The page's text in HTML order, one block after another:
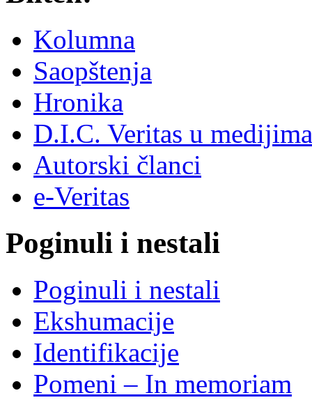
Kolumna
Saopštenja
Hronika
D.I.C. Veritas u medijima
Autorski članci
e-Veritas
Poginuli i nestali
Poginuli i nestali
Ekshumacije
Identifikacije
Pomeni – In memoriam